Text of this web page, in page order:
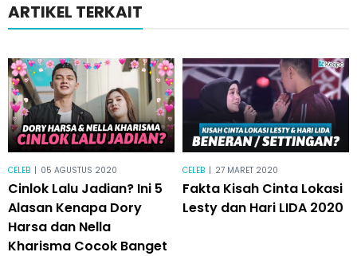
ARTIKEL TERKAIT
CELEB | 05 AGUSTUS 2020
Cinlok Lalu Jadian? Ini 5
Alasan Kenapa Dory
Harsa dan Nella
Kharisma Cocok Banget
CELEB | 27 MARET 2020
Fakta Kisah Cinta Lokasi
Lesty dan Hari LIDA 2020